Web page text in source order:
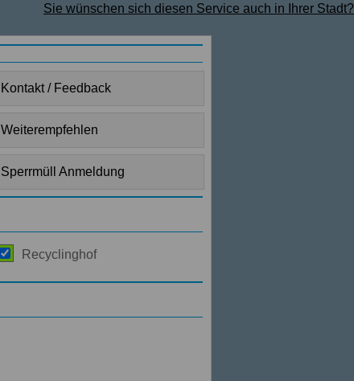
Sie wünschen sich diesen Service auch in Ihrer Stadt?
Kontakt / Feedback
Weiterempfehlen
Sperrmüll Anmeldung
Recyclinghof